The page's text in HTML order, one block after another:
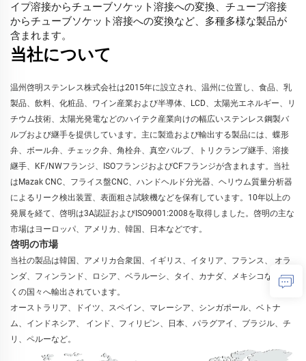
イプ溶接からチューブソケット溶接への変換、チューブ溶接
からチューブソケット溶接への変換など、多種多様な製品が
含まれます。
当社について
温州啓明ステンレス株式会社は2015年に設立され、温州に位置し、食品、乳
製品、飲料、化粧品、ワイン産業および半導体、LCD、太陽光エネルギー、リ
チウム技術、太陽光発電などのハイテク産業向けの幅広いステンレス鋼製バ
ルブおよび継手を提供しています。主に製造および輸出する製品には、蝶形
弁、ボール弁、チェック弁、角栓弁、真空バルブ、トリクランプ継手、溶接
継手、KF/NWフランジ、ISOフランジおよびCFフランジが含まれます。当社
はMazak CNC、フライス盤CNC、ハンドヘルド分光器、ヘリウム質量分析器
によるリーク検出装置、表面粗さ試験機などを保有しています。10年以上の
発展を経て、啓明は3A認証およびISO9001:2008を取得しました。啓明の主な
市場はヨーロッパ、アメリカ、韓国、日本などです。
啓明の市場
当社の製品は韓国、アメリカ合衆国、イギリス、イタリア、フランス、 オラ
ンダ、フィンランド、ロシア、ベラルーシ、タイ、カナダ、メキシコなど多
くの国々へ輸出されています。
オーストラリア、ドイツ、スペイン、マレーシア、シンガポール、ベトナ
ム、インドネシア、 インド、フィリピン、日本、パラグアイ、ブラジル、チ
リ、ペルーなど。